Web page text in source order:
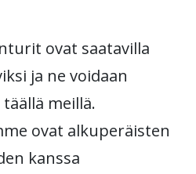
ovat saatavilla
ja ne voidaan
meillä.
ovat alkuperäisten
kanssa